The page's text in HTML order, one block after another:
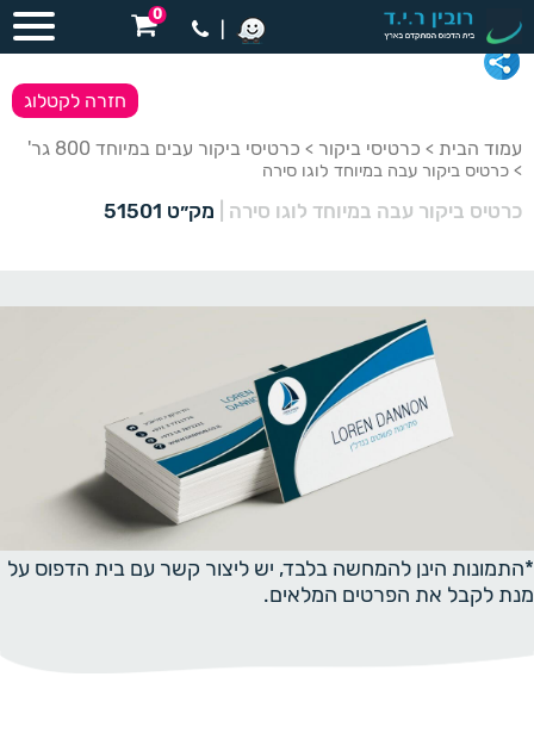
0
עמוד הבית > כרטיסי ביקור > כרטיסי ביקור עבים במיוחד 800 גר'
> כרטיס ביקור עבה במיוחד לוגו סירה
כרטיס ביקור עבה במיוחד לוגו סירה מק״ט 51501
חזרה לקטלוג
*התמונות הינן להמחשה בלבד, יש ליצור קשר עם בית הדפוס על
מנת לקבל את הפרטים המלאים.